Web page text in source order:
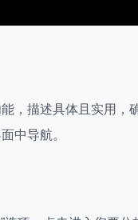
，描述具体且实用，
中导航。